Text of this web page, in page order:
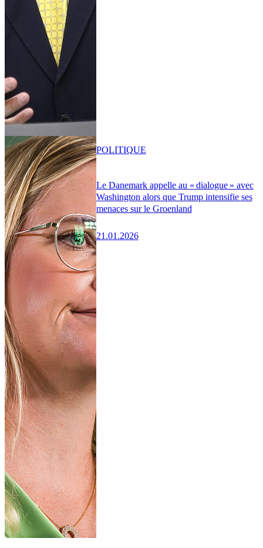
Le Danemark appelle au « dialogue » avec
Washington alors que Trump intensifie ses
menaces sur le Groenland
21.01.2026
POLITIQUE